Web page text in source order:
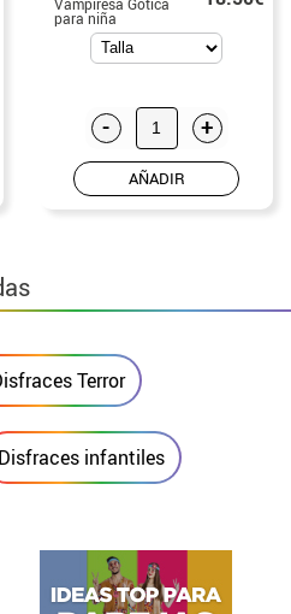
para niña
- +
AÑADIR
Terror
Disfraces infantiles